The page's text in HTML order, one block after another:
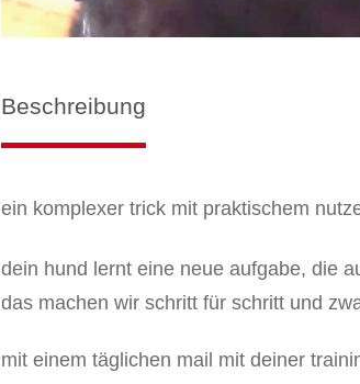
Beschreibung
ein komplexer trick mit praktischem
dein hund lernt eine neue aufgabe, die
das machen wir schritt für schritt und
mit einem täglichen mail mit deiner